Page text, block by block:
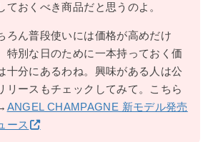
ておくべき商品だと思うのよ。
ろん普段使いには価格が高めだけ
特別な日のために一本持っておく価
十分にあるわね。興味がある人は公
リースもチェックしてみて。こちら
ANGEL CHAMPAGNE 新モデル発売
ース